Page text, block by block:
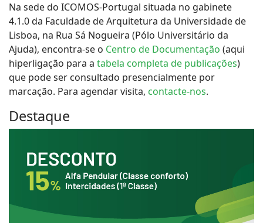
Na sede do ICOMOS-Portugal situada no gabinete
4.1.0 da Faculdade de Arquitetura da Universidade de
Lisboa, na Rua Sá Nogueira (Pólo Universitário da
Ajuda), encontra-se o Centro de Documentação (aqui
hiperligação para a tabela completa de publicações)
que pode ser consultado presencialmente por
marcação. Para agendar visita, contacte-nos.
Destaque